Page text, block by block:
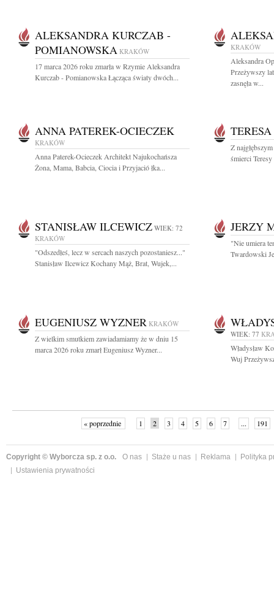
ALEKSANDRA KURCZAB -
POMIANOWSKA KRAKÓW
17 marca 2026 roku zmarła w Rzymie Aleksandra
Kurczab - Pomianowska Łącząca światy dwóch...
KRAKÓW
Aleksandra
Przeżywszy
zasnęła w...
ANNA PATEREK-OCIECZEK
KRAKÓW
Anna Paterek-Ocieczek Architekt Najukochańsza
Żona, Mama, Babcia, Ciocia i Przyjació łka...
Z
śmierci
STANISŁAW ILCEWICZ WIEK: 72
KRAKÓW
"Odszedłeś, lecz w sercach naszych pozostaniesz..."
Stanisław Ilcewicz Kochany Mąż, Brat, Wujek,...
JERZY
"Nie umiera
Twardowski
EUGENIUSZ WYZNER KRAKÓW
Z wielkim smutkiem zawiadamiamy że w dniu 15
marca 2026 roku zmarł Eugeniusz Wyzner...
WIEK: 77
Władysław
Wuj
« poprzednie 1 2 3 4 5 6 7 ... 191
Copyright © Wyborcza sp. z o.o. O nas Staże u nas Reklama
Polityka
Ustawienia prywatności